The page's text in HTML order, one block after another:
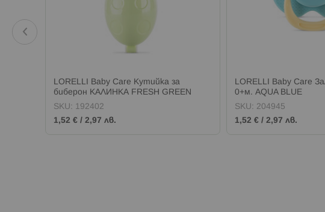
LORELLI Baby Care Кутийка за
биберон КАЛИНКА FRESH GREEN
SKU: 192402
1,52 € / 2,97 лв.
LORELLI Baby Care
0+м. AQUA BLUE
SKU: 204945
1,52 € / 2,97 лв.